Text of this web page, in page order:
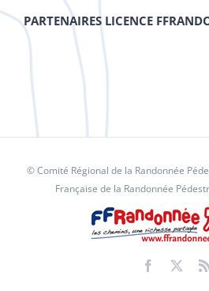
PARTENAIRES LICENCE
© Comité Régional de la Randonnée
Française de la Randonnée
Facebook